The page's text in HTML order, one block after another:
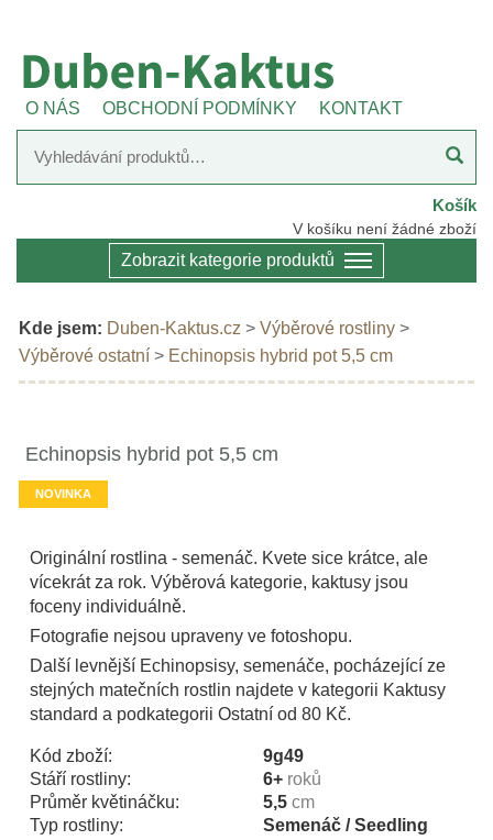
O NÁS OBCHODNÍ PODMÍNKY KONTAKT
Košík
V košíku není žádné zboží
Zobrazit kategorie produktů
Kde jsem: Duben-Kaktus.cz > Výběrové rostliny >
Výběrové ostatní > Echinopsis hybrid pot 5,5 cm
Echinopsis hybrid pot 5,5 cm
NOVINKA
Originální rostlina - semenáč. Kvete sice krátce, ale
vícekrát za rok. Výběrová kategorie, kaktusy jsou
foceny individuálně.
Fotografie nejsou upraveny ve fotoshopu.
Další levnější Echinopsisy, semenáče, pocházející ze
stejných matečních rostlin najdete v kategorii Kaktusy
standard a podkategorii Ostatní od 80 Kč.
Kód zboží:
9g49
Stáří rostliny:
6+ roků
Průměr květináčku:
5,5 cm
Typ rostliny:
Semenáč / Seedling